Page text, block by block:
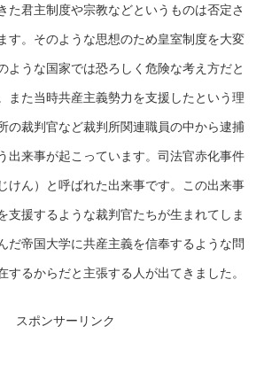
た君主制度や宗教などというものは否定さ
す。そのような思想のため皇室制度を大変
ような国家では恐ろしく危険な考え方だと
また当時共産主義勢力を支援したという理
の裁判官など裁判所関連職員の中から逮捕
出来事が起こっています。司法官赤化事件
けん）と呼ばれた出来事です。この出来事
支援するような裁判官たちが生まれてしま
だ帝国大学に共産主義を信奉するような問
するからだと主張する人が出てきました。
スポンサーリンク